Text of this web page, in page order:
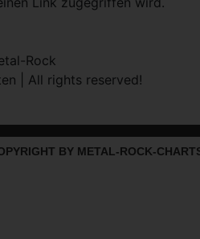
Rock
| All rights reserved!
BY METAL-ROCK-